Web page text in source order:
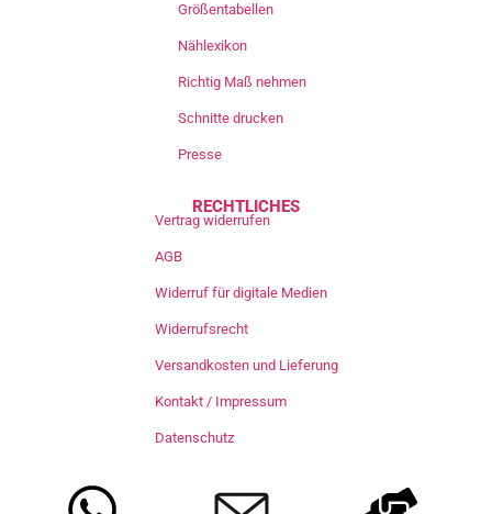
Größentabellen
Nählexikon
Richtig Maß nehmen
Schnitte drucken
Presse
RECHTLICHES
Vertrag widerrufen
AGB
Widerruf für digitale Medien
Widerrufsrecht
Versandkosten und Lieferung
Kontakt / Impressum
Datenschutz